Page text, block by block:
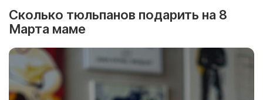
Сколько тюльпанов подарить на 8
Марта маме